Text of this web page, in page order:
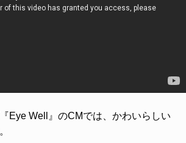
Eye Well』のCMでは、かわいらしい